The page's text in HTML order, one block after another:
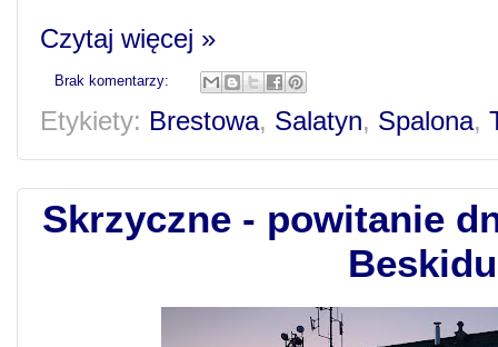
Czytaj więcej »
Brak komentarzy:
Etykiety: Brestowa, Salatyn, Spalona,
Skrzyczne - powitanie